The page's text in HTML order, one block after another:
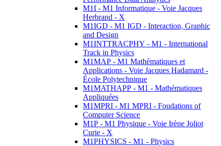
M1I - M1 Informatique - Voie Jacques
Herbrand - X
M1IGD - M1 IGD - Interaction, Graphic
and Design
M1INTTRACPHY - M1 - International
Track in Physics
M1MAP - M1 Mathématiques et
Applications - Voie Jacques Hadamard -
École Polytechnique
M1MATHAPP - M1 - Mathématiques
Appliquées
M1MPRI - M1 MPRI - Foudations of
Computer Science
M1P - M1 Physique - Voie Irène Joliot
Curie - X
M1PHYSICS - M1 - Physics